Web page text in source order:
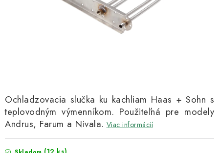
Ochladzovacia slučka ku kachliam Haas + Sohn s
teplovodným výmenníkom. Použiteľná pre modely
Andrus, Farum a Nivala. Viac informácií